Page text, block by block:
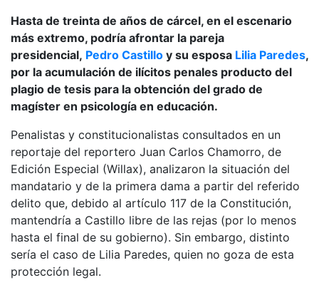
Hasta de treinta de años de cárcel, en el escenario
más extremo, podría afrontar la pareja
presidencial, Pedro Castillo y su esposa Lilia Paredes,
por la acumulación de ilícitos penales producto del
plagio de tesis para la obtención del grado de
magíster en psicología en educación.
Penalistas y constitucionalistas consultados en un
reportaje del reportero Juan Carlos Chamorro, de
Edición Especial (Willax), analizaron la situación del
mandatario y de la primera dama a partir del referido
delito que, debido al artículo 117 de la Constitución,
mantendría a Castillo libre de las rejas (por lo menos
hasta el final de su gobierno). Sin embargo, distinto
sería el caso de Lilia Paredes, quien no goza de esta
protección legal.